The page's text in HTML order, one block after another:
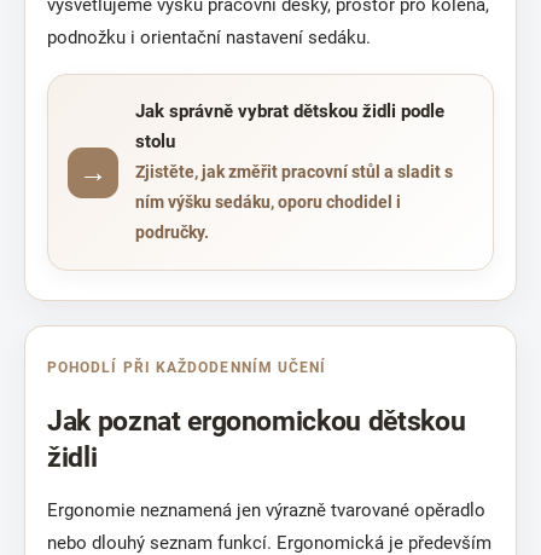
vysvětlujeme výšku pracovní desky, prostor pro kolena,
podnožku i orientační nastavení sedáku.
Jak správně vybrat dětskou židli podle
stolu
Zjistěte, jak změřit pracovní stůl a sladit s
ním výšku sedáku, oporu chodidel i
područky.
POHODLÍ PŘI KAŽDODENNÍM UČENÍ
Jak poznat ergonomickou dětskou
židli
Ergonomie neznamená jen výrazně tvarované opěradlo
nebo dlouhý seznam funkcí. Ergonomická je především